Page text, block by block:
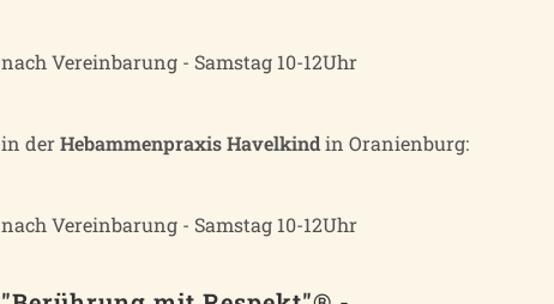
nach Vereinbarung - Samstag 10-12Uhr
in derHebammenpraxis Havelkindin Oranienburg:
nach Vereinbarung - Samstag 10-12Uhr